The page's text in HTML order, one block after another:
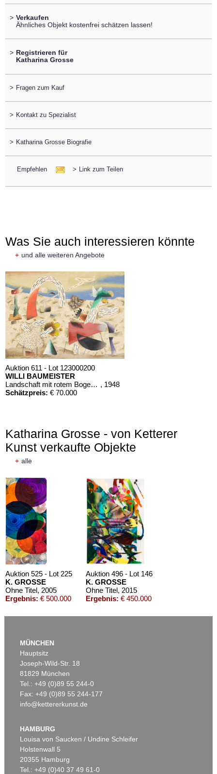
> Verkaufen
Ähnliches Objekt kostenfrei schätzen lassen!
> Registrieren für
Katharina Grosse
> Fragen zum Kauf
> Kontakt zu Spezialist
> Katharina Grosse Biografie
Empfehlen > Link zum Teilen
Was Sie auch interessieren könnte
+ und alle weiteren Angebote
Auktion 611 - Lot 123000200
WILLI BAUMEISTER
Landschaft mit rotem Bogen (Sommerfest) , 1948
Schätzpreis: € 70.000
Auktion 611 - Lot 125001019
EMIL SCHUMACHER
Bleibild B-3/1970
Schätzpreis:
Katharina Grosse - von Ketterer
Kunst verkaufte Objekte
+ alle
Auktion 525 - Lot 225
K. GROSSE
Ohne Titel, 2005
Ergebnis: € 500.000
Auktion 496 - Lot 146
K. GROSSE
Ohne Titel, 2015
Ergebnis: € 450.000
Auktion 530 - Lot 64
Ergebnis:€ 400.000
MÜNCHEN
Hauptsitz
Joseph-Wild-Str. 18
81829 München
Tel.: +49 (0)89 55 244-0
Fax: +49 (0)89 55 244-177
info@kettererkunst.de
HAMBURG
Louisa von Saucken / Undine Schleifer
Holstenwall 5
20355 Hamburg
Tel.: +49 (0)40 37 49 61-0